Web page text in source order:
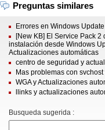
Preguntas similares
Errores en Windows
[New KB] El Service Pack
instalación desde Windows
Actualizaciones automáticas
centro de seguridad y
Mas problemas con
WGA y Actualizaciones
llinks y actualizaciones
Busqueda sugerida :